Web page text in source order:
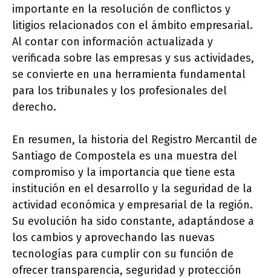
importante en la resolución de conflictos y
litigios relacionados con el ámbito empresarial.
Al contar con información actualizada y
verificada sobre las empresas y sus actividades,
se convierte en una herramienta fundamental
para los tribunales y los profesionales del
derecho.
En resumen, la historia del Registro Mercantil de
Santiago de Compostela es una muestra del
compromiso y la importancia que tiene esta
institución en el desarrollo y la seguridad de la
actividad económica y empresarial de la región.
Su evolución ha sido constante, adaptándose a
los cambios y aprovechando las nuevas
tecnologías para cumplir con su función de
ofrecer transparencia, seguridad y protección